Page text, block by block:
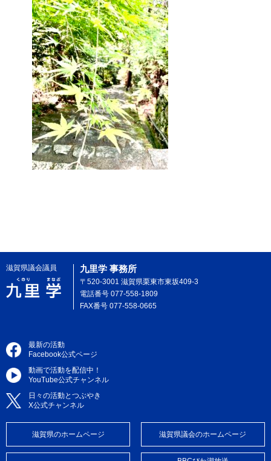
滋賀県議会議員 九里学 事務所
〒520-3001 滋賀県栗東市東坂409-3
電話番号 077-558-1809
FAX番号 077-558-0665
最新の活動
Facebook公式ページ
動画で活動を配信中！
YouTube公式チャンネル
日々の活動とつぶやき
X公式チャンネル
滋賀県のホームページ 滋賀県議会のホームページ